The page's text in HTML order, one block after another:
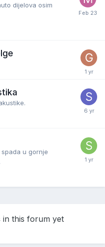
dijelova osim
u gornje
in this forum yet